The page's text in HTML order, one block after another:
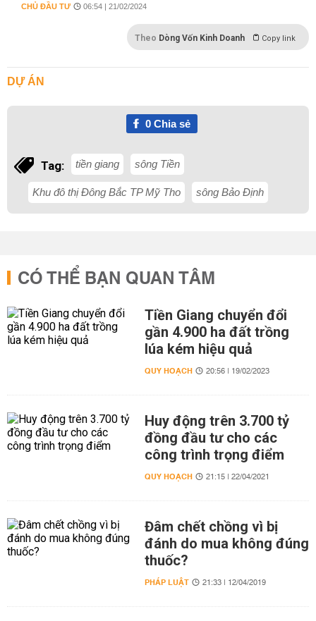
CHỦ ĐẦU TƯ 06:54 | 21/02/2024
Theo Dòng Vốn Kinh Doanh Copy link
DỰ ÁN
0Chia sẻ
Tag: tiền giang sông Tiền
Khu đô thị Đông Bắc TP Mỹ Tho sông Bảo Định
CÓ THỂ BẠN QUAN TÂM
Tiền Giang chuyển đổi
gần 4.900 ha đất trồng
lúa kém hiệu quả
QUY HOẠCH 20:56 | 19/02/2023
Huy động trên 3.700 tỷ
đồng đầu tư cho các
công trình trọng điểm
QUY HOẠCH 21:15 | 22/04/2021
Đâm chết chồng vì bị
đánh do mua không đúng
thuốc?
PHÁP LUẬT 21:33 | 12/04/2019